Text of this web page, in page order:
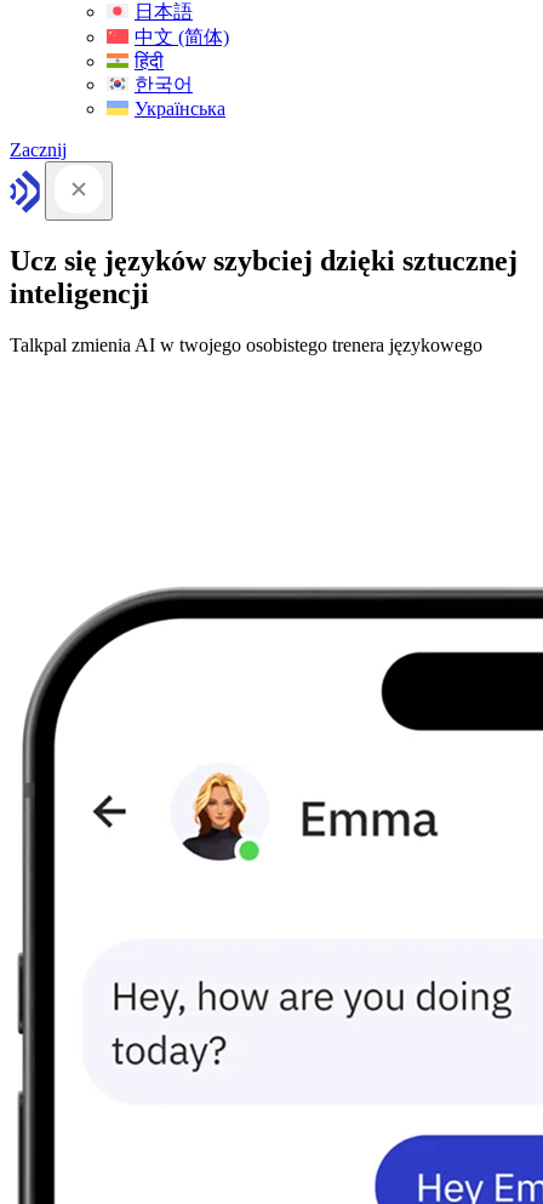
日本語
中文 (简体)
हिंदी
한국어
Українська
Zacznij
Ucz się języków szybciej dzięki sztucznej
inteligencji
Talkpal zmienia AI w twojego osobistego trenera językowego